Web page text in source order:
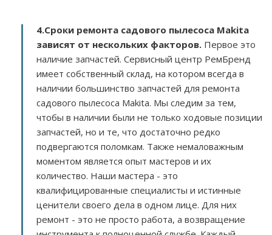
4.Сроки ремонта садового пылесоса Makita
зависят от нескольких факторов. Первое это
наличие запчастей. Сервисный центр РемБренд
имеет собственный склад, на котором всегда в
наличии большинство запчастей для ремонта
садового пылесоса Makita. Мы следим за тем,
чтобы в наличии были не только ходовые позиции
запчастей, но и те, что достаточно редко
подвергаются поломкам. Также немаловажным
моментом является опыт мастеров и их
количество. Наши мастера - это
квалифицированные специалисты и истинные
ценители своего дела в одном лице. Для них
ремонт - это не просто работа, а возвращение